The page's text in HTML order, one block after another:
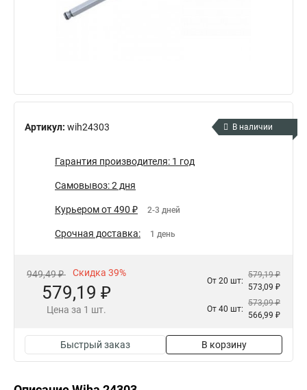
Артикул: wih24303 В наличии
Гарантия производителя: 1 год
Самовывоз: 2 дня
Курьером от 490 ₽ 2-3 дней
Срочная доставка: 1 день
949,49 ₽ Скидка 39%
579,19 ₽
Цена за 1 шт.
От 20 шт:
579,19 ₽
573,09 ₽
От 40 шт:
573,09 ₽
566,99 ₽
Быстрый заказ В корзину